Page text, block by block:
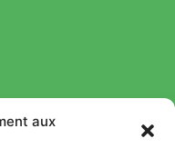
aux
Michel Cohen pour